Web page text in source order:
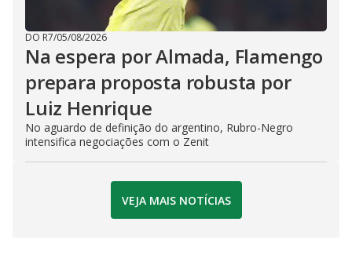
DO R7/05/08/2026
Na espera por Almada, Flamengo
prepara proposta robusta por
Luiz Henrique
No aguardo de definição do argentino, Rubro-Negro
intensifica negociações com o Zenit
VEJA MAIS NOTÍCIAS